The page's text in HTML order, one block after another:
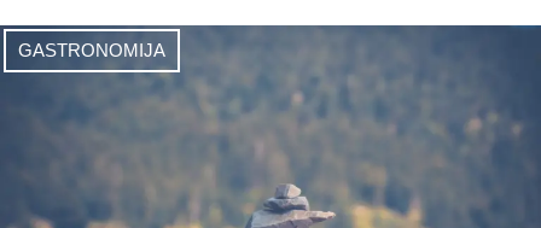
GASTRONOMIJA